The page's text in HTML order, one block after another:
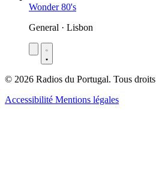
Wonder 80's
General · Lisbon
© 2026 Radios du Portugal. Tous droits
Accessibilité Mentions légales